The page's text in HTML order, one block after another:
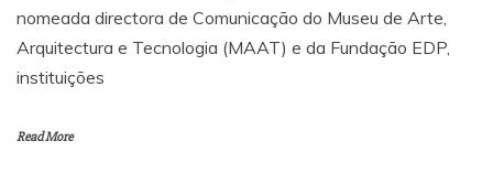
nomeada directora de Comunicação do Museu de Arte,
Arquitectura e Tecnologia (MAAT) e da Fundação EDP,
instituições
Read More